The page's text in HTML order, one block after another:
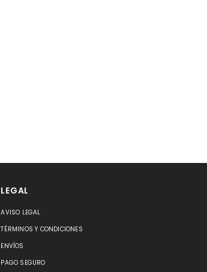
LEGAL
AVISO LEGAL
TÉRMINOS Y CONDICIONES
ENVÍOS
PAGO SEGURO